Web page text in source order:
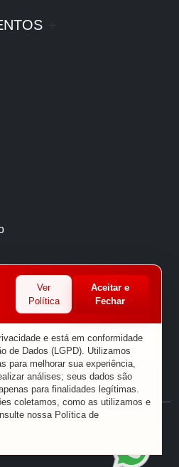
XBRINDES
Ver
Política
Aceitar e
Fechar
e está em conformidade
de Dados (LGPD). Utilizamos
para melhorar sua experiência,
análises; seus dados são
para finalidades legítimas.
coletamos, como as utilizamos e
nossa Política de